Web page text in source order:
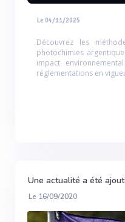
Le 04/11/2025
Découvrez les
photochimies
impact
réglementations en
Une actualité a été
Le 16/09/2020